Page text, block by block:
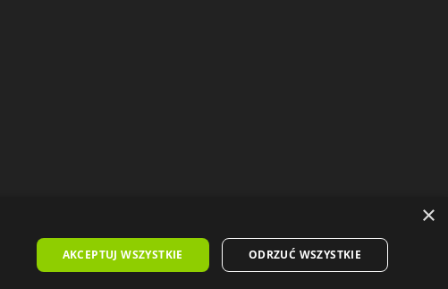
Pomoc zdalna Comarch| Download|Kontakt
Projekt: Profisoft | Wdrożenie: Profisoft
×
AKCEPTUJ WSZYSTKIE ODRZUĆ WSZYSTKIE